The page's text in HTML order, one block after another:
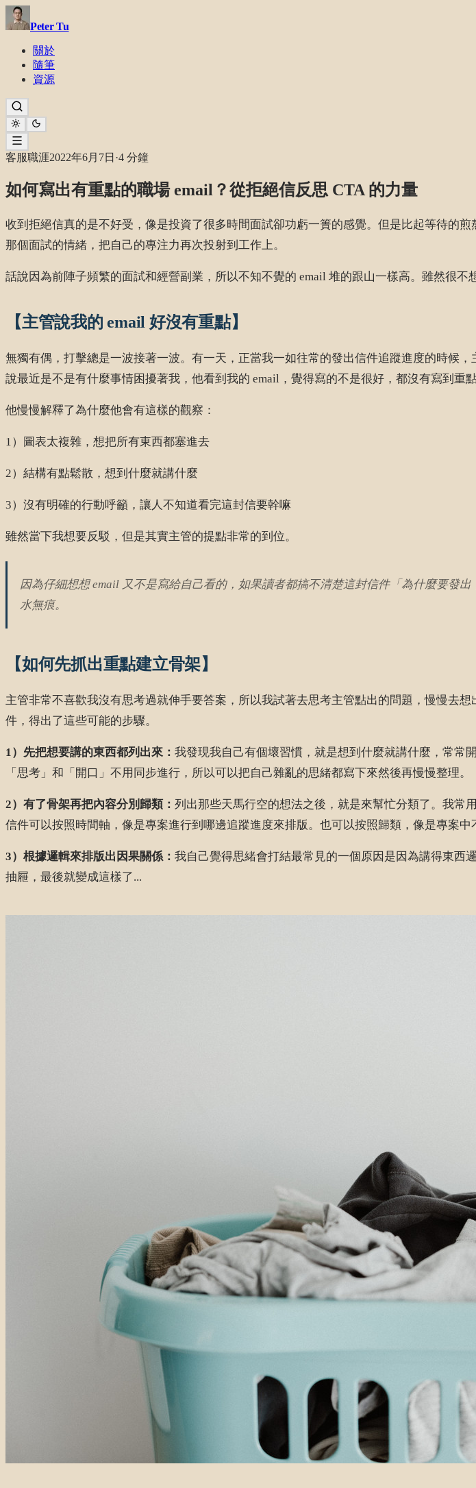
Peter Tu
關於
隨筆
資源
客服職涯2022年6月7日 ·4 分鐘
如何寫出有重點的職場 email？從拒絕信反思 CTA 的力量
收到拒絕信真的是不好受，像是投資了很多時間面試卻功虧一簣的感覺。但是比起等待的
那個面試的情緒，把自己的專注力再次投射到工作上。
話說因為前陣子頻繁的面試和經營副業，所以不知不覺的 email 堆的跟山一樣高。雖然很不
【主管說我的 email 好沒有重點】
無獨有偶，打擊總是一波接著一波。有一天，正當我一如往常的發出信件追蹤進度的時候
說最近是不是有什麼事情困擾著我，他看到我的 email，覺得寫的不是很好，都沒有寫到重點
他慢慢解釋了為什麼他會有這樣的觀察：
1）圖表太複雜，想把所有東西都塞進去
2）結構有點鬆散，想到什麼就講什麼
3）沒有明確的行動呼籲，讓人不知道看完這封信要幹嘛
雖然當下我想要反駁，但是其實主管的提點非常的到位。
因為仔細想想 email 又不是寫給自己看的，如果讀者都搞不清楚這封信件「為什麼要發
水無痕。
【如何先抓出重點建立骨架】
主管非常不喜歡我沒有思考過就伸手要答案，所以我試著去思考主管點出的問題，慢慢去
件，得出了這些可能的步驟。
1）先把想要講的東西都列出來： 我發現我自己有個壞習慣，就是想到什麼就講什麼，常常
「思考」和「開口」不用同步進行，所以可以把自己雜亂的思緒都寫下來然後再慢慢整理。
2）有了骨架再把內容分別歸類： 列出那些天馬行空的想法之後，就是來幫忙分類了。我常
信件可以按照時間軸，像是專案進行到哪邊追蹤進度來排版。也可以按照歸類，像是專案中
3）根據邏輯來排版出因果關係： 我自己覺得思緒會打結最常見的一個原因是因為講得東西
抽屜，最後就變成這樣了...